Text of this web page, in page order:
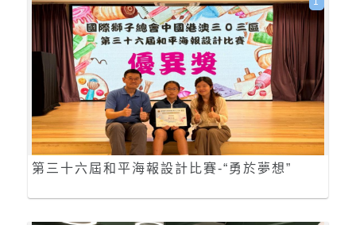
第三十六屆和平海報設計比賽-“勇於夢想”